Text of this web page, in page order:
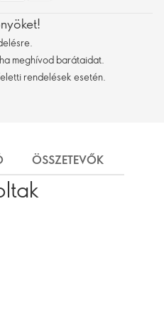
meghívod barátaidat.
rendelések esetén.
ÖSSZETEVŐK